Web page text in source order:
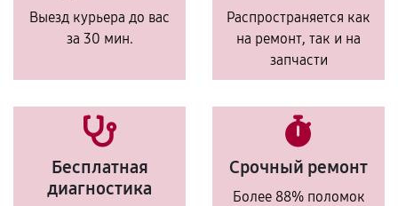
Выезд курьера до вас
за 30 мин.
Распространяется как
на ремонт, так и на
запчасти
Бесплатная
диагностика
Срочный ремонт
Более 88% поломок